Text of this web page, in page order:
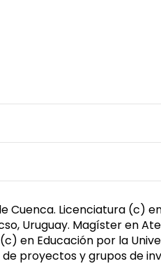
Cuenca. Licenciatura (c)
Uruguay. Magíster en
en Educación por la
proyectos y grupos de